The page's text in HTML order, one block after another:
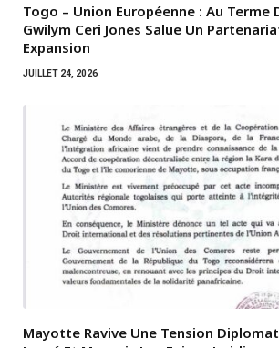
Togo – Union Européenne : Au Terme
Gwilym Ceri Jones Salue Un
Expansion
JUILLET 24, 2026
Mayotte Ravive Une Tension